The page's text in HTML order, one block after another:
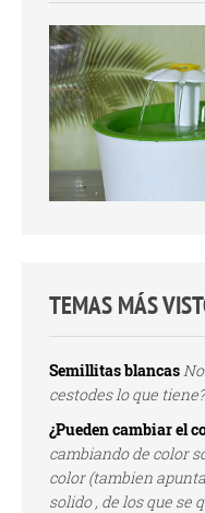
TEMAS MÁS
Semillitas blancas
cestodes lo que
¿Pueden cambiar el
cambiando de color
color (tambien
solido , de los que se